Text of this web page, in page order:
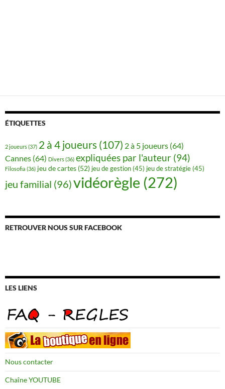
ÉTIQUETTES
2 joueurs(37) 2 à 4 joueurs (107) 2 à 5 joueurs (64)
Cannes (64) Divers(36) expliquées par l'auteur (94)
Filosofia (36) jeu de cartes (52) jeu de gestion (45) jeu de stratégie (45)
jeu familial (96)vidéorègle (272)
RETROUVER NOUS SUR FACEBOOK
LES LIENS
Nous contacter
Chaîne YOUTUBE